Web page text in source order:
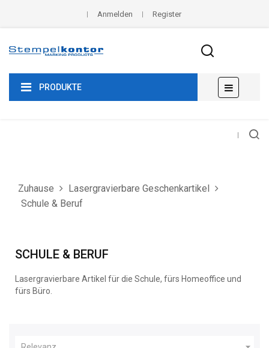
Anmelden Register
PRODUKTE
der
☰
Zuhause
Lasergravierbare Geschenkartikel
Schule & Beruf
SCHULE & BERUF
Lasergravierbare Artikel für die Schule, fürs Homeoffice und
fürs Büro.